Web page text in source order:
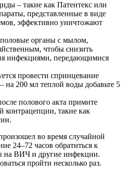
– такие как Патентекс или
представленные в виде
эффективно уничтожают
органы с мылом,
чтобы снизить
инфекциями, передающимися
провести спринцевание
на 200 мл теплой воды добавьте 5
полового акта примите
контрацепции, такие как
во время случайной
24–72 часов обратиться к
на ВИЧ и другие инфекции.
пройти несколько раз.